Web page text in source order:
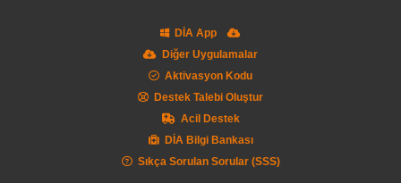
DİA App
Diğer Uygulamalar
Aktivasyon Kodu
Destek Talebi Oluştur
Acil Destek
DİA Bilgi Bankası
Sıkça Sorulan Sorular (SSS)